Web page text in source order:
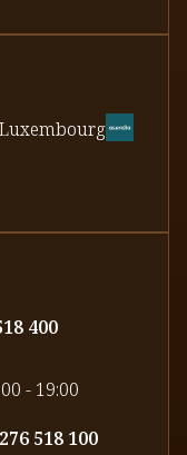
400
- 19:00
518 100